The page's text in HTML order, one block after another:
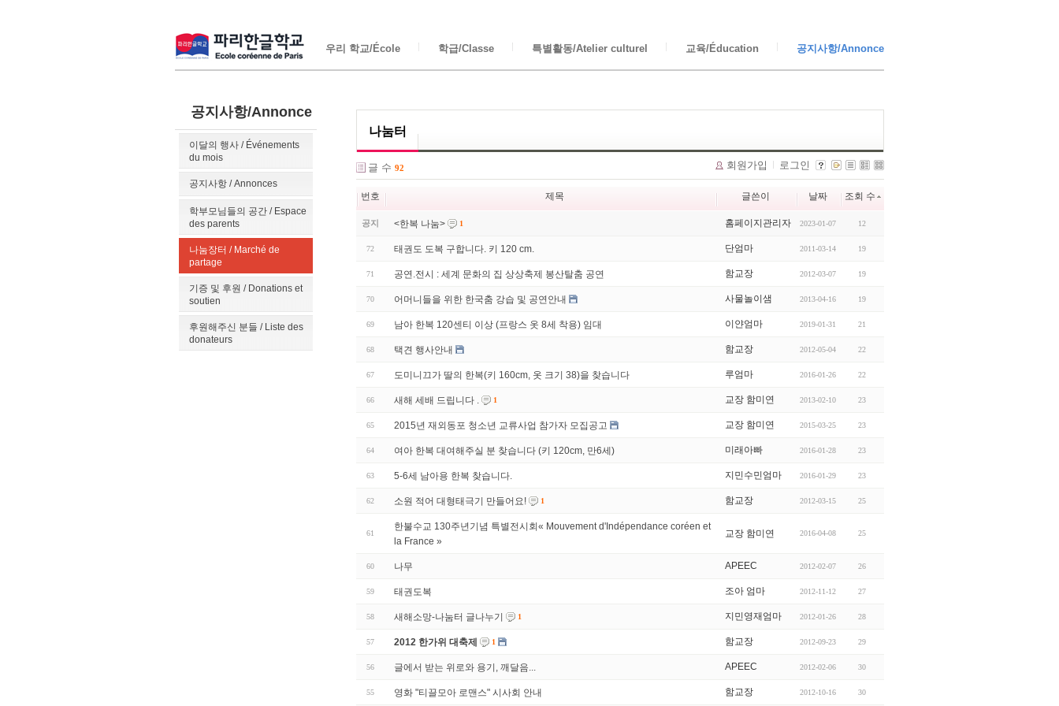
우리 학교/École 학급/Classe 특별활동/Atelier culturel 교육/Éducation 공지사항/Annonce
공지사항/Annonce
이달의 행사 / Événements
du mois
공지사항 / Annonces
학부모님들의 공간 / Espace
des parents
나눔장터 / Marché de
partage
기증 및 후원 / Donations et
soutien
후원해주신 분들 / Liste des
donateurs
나눔터
글 수 92 회원가입 로그인
번호 제목 글쓴이 날짜 조회 수
공지 <한복 나눔> 1 홈페이지관리자 2023-01-07 12
72 태권도 도복 구합니다. 키 120 cm. 단엄마 2011-03-14 19
71 공연.전시 : 세계 문화의 집 상상축제 봉산탈춤 공연 함교장 2012-03-07 19
70 어머니들을 위한 한국춤 강습 및 공연안내 사물놀이샘 2013-04-16 19
69 남아 한복 120센티 이상 (프랑스 옷 8세 착용) 임대 이얀엄마 2019-01-31 21
68 택견 행사안내 함교장 2012-05-04 22
67 도미니끄가 딸의 한복(키 160cm, 옷 크기 38)을 찾습니다 루엄마 2016-01-26 22
66 새해 세배 드립니다 . 1 교장 함미연 2013-02-10 23
65 2015년 재외동포 청소년 교류사업 참가자 모집공고 교장 함미연 2015-03-25 23
64 여아 한복 대여해주실 분 찾습니다 (키 120cm, 만6세) 미래아빠 2016-01-28 23
63 5-6세 남아용 한복 찾습니다. 지민수민엄마 2016-01-29 23
62 소원 적어 대형태극기 만들어요! 1 함교장 2012-03-15 25
61
한불수교 130주년기념 특별전시회« Mouvement d'Indépendance coréen et
la France »
교장 함미연 2016-04-08 25
60 나무 APEEC 2012-02-07 26
59 태권도복 조아 엄마 2012-11-12 27
58 새해소망-나눔터 글나누기 1 지민영재엄마 2012-01-26 28
57 2012 한가위 대축제 1 함교장 2012-09-23 29
56 글에서 받는 위로와 용기, 깨달음... APEEC 2012-02-06 30
55 영화 "티끌모아 로맨스" 시사회 안내 함교장 2012-10-16 30